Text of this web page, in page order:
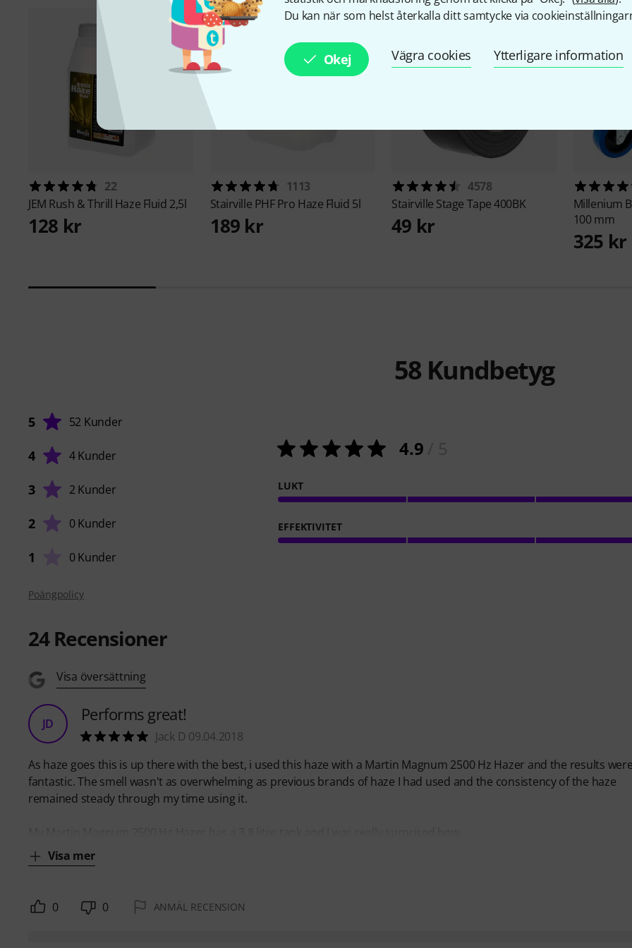
Du kan när som helst återkalla ditt samtycke via
Okej Vägra cookies Ytterligare information
22
JEM Rush & Thrill Haze Fluid 2,5l
128 kr
1113
Stairville PHF Pro Haze Fluid 5l
189 kr
4578
Stairville Stage Tape 400BK
49 kr
Millenium
100 mm
325 kr
58 Kundbetyg
5 52 Kunder
4 4 Kunder
3 2 Kunder
2 0 Kunder
1 0 Kunder
4.9
LUKT
EFFEKTIVITET
Poängpolicy
24Recensioner
Visa översättning
JD Performs great!
Jack D 09.04.2018
As haze goes this is up there with the best, i used this haze with a Martin Magnum 2500 Hz Hazer and the results were
fantastic. The smell wasn't as overwhelming as previous brands of haze I had used and the consistency of the haze
remained steady through my time using it.
Visa mer
0 0 ANMÄL RECENSION